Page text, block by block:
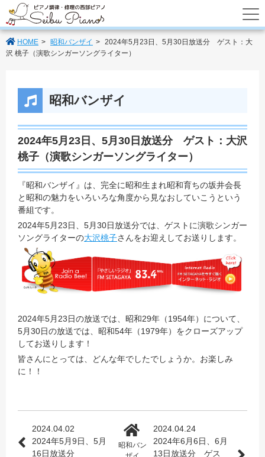
あなたのパートナーの西部ピアノでは調
HOME 昭和バンザイ
2024年5月23日、5月30日放送分 ゲスト：大
沢 桃子（演歌シンガーソングライター）
昭和バンザイ
2024年5月23日、5月30日放送分 ゲスト：大沢
桃子（演歌シンガーソングライター）
『昭和バンザイ』は、完全に昭和生まれ昭和育ちの坂井会長
と昭和の魅力をいろいろな角度から見なおしていこうという
番組です。
2024年5月23日、5月30日放送分では、ゲストに演歌シンガー
ソングライターの大沢桃子さんをお迎えしてお送りします。
2024年5月23日の放送では、昭和29年（1954年）について、
5月30日の放送では、昭和54年（1979年）をクローズアップ
してお送りします！
皆さんにとっては、どんな年でしたでしょうか。お楽しみ
に！！
2024.04.02
2024年5月9日、5月
16日放送分
昭和バン
2024.04.24
2024年6月6日、6月
13日放送分 ゲス